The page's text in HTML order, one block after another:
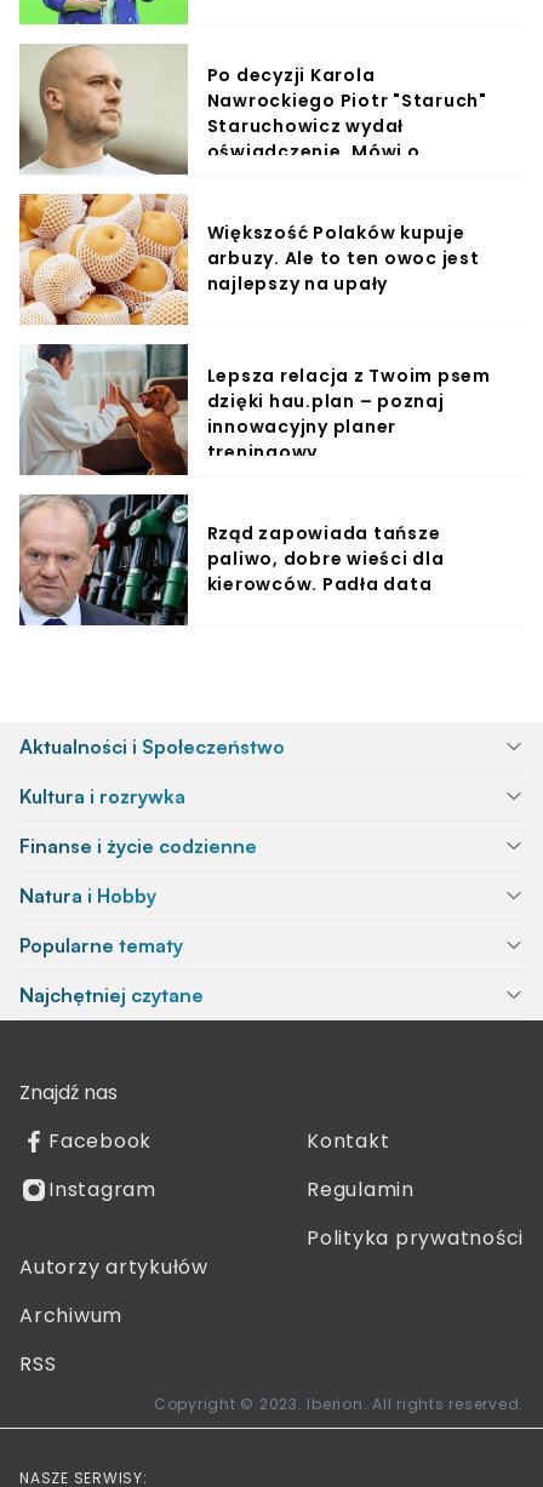
Po decyzji Karola
Nawrockiego Piotr "Staruch"
Staruchowicz wydał
oświadczenie. Mówi o
Większość Polaków kupuje
arbuzy. Ale to ten owoc jest
najlepszy na upały
Lepsza relacja z Twoim psem
dzięki hau.plan – poznaj
innowacyjny planer
treningowy
Rząd zapowiada tańsze
paliwo, dobre wieści dla
kierowców. Padła data
Aktualności i Społeczeństwo
Kultura i rozrywka
Finanse i życie codzienne
Natura i Hobby
Popularne tematy
Najchętniej czytane
Znajdź nas
Facebook
Instagram
Kontakt
Regulamin
Polityka prywatności
Autorzy artykułów
Archiwum
RSS
Copyright © 2023. Iberion. All rights reserved.
NASZE SERWISY: